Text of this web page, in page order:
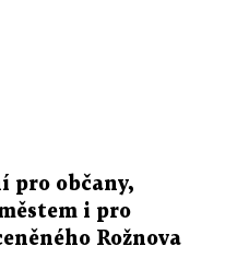
pro občany,
i pro
Rožnova